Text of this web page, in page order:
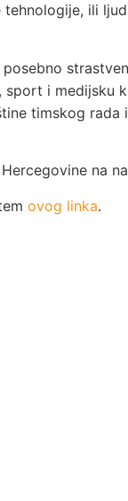
ili
i medijsku
timskog
na
ovog linka.